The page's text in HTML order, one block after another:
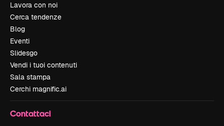
Lavora con noi
Cerca tendenze
Blog
Eventi
Slidesgo
Vendi i tuoi contenuti
Sala stampa
Cerchi magnific.ai
Contattaci